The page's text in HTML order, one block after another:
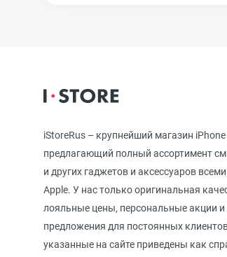
iStoreRus – крупнейший магазин
предлагающий полный ассортимент
и других гаджетов и аксессуаров
Apple. У нас только оригинальная
лояльные цены, персональные акции
предложения для постоянных
указанные на сайте приведены как